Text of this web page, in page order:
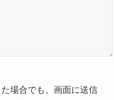
場合でも、画面に送信